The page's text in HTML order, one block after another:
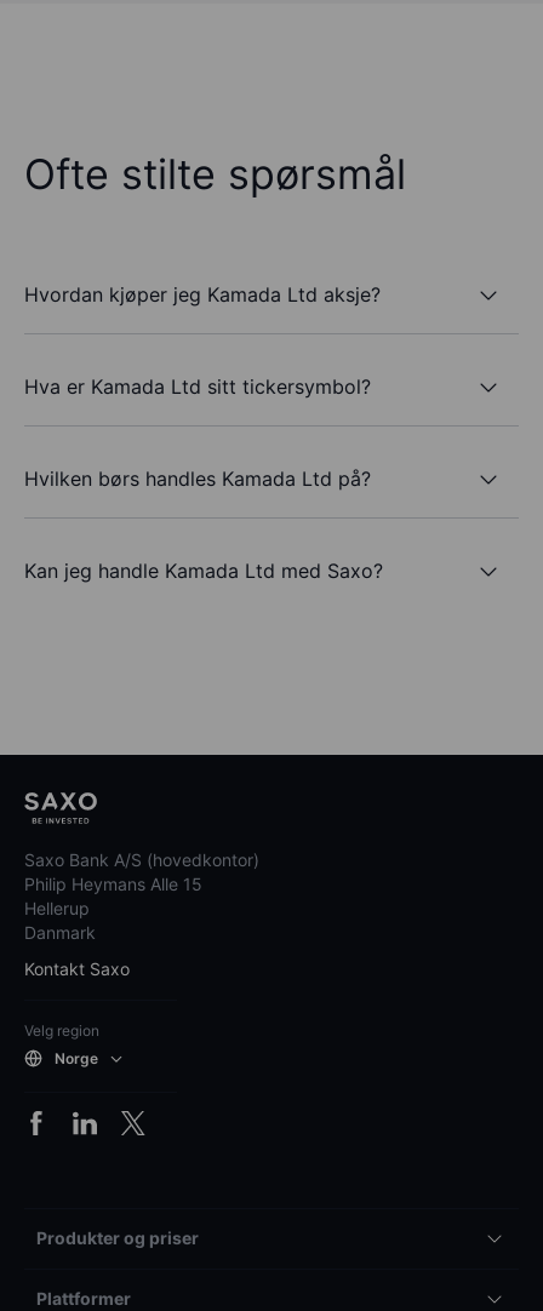
Ofte stilte spørsmål
Hvordan kjøper jeg Kamada Ltd aksje?
Hva er Kamada Ltd sitt tickersymbol?
Hvilken børs handles Kamada Ltd på?
Kan jeg handle Kamada Ltd med Saxo?
Saxo Bank A/S (hovedkontor)
Philip Heymans Alle 15
Hellerup
Danmark
Kontakt Saxo
Velg region
Norge
Produkter og priser
Plattformer